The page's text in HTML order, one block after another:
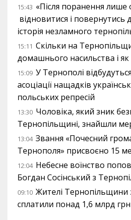
15:43 «Після поранення лише
відновитися і повернутись
історія незламного
15:11 Скільки на
домашнього насильства і
15:09 У Тернополі
асоціації нащадків
польських репресій
13:30 Чоловіка, який зник
Тернопільщині, знайшли
13:04 Звання «Почесний
Тернополя» присвоєно 15
12:04 Небесне воїнство
Богдан Сосінський з
09:10 Жителі Тернопільщини
сплатили понад 1,6 млрд